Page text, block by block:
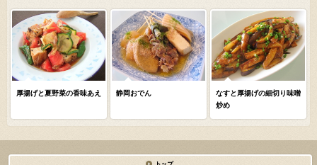
厚揚げと夏野菜の香味あえ 静岡おでん
なすと厚揚げの細切り味噌
炒め